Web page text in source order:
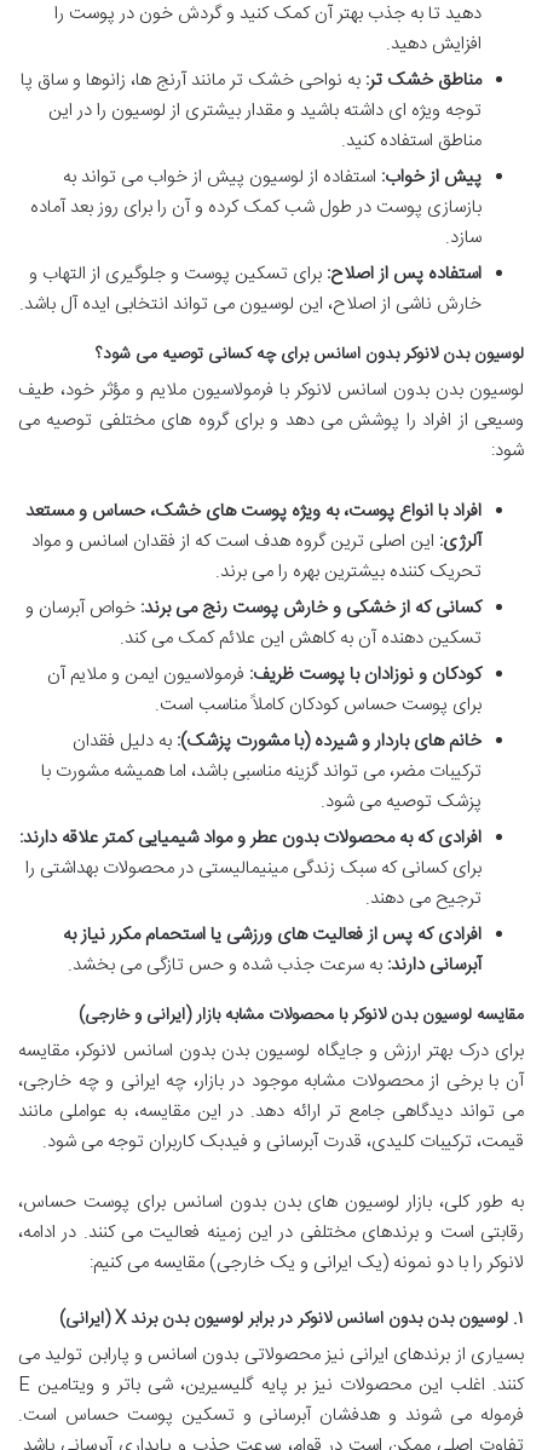
دهید تا به جذب بهتر آن کمک کنید و گردش خون در پوست را
افزایش دهید.
مناطق خشک تر: به نواحی خشک تر مانند آرنج ها، زانوها و ساق پا
توجه ویژه ای داشته باشید و مقدار بیشتری از لوسیون را در این
مناطق استفاده کنید.
پیش از خواب: استفاده از لوسیون پیش از خواب می تواند به
بازسازی پوست در طول شب کمک کرده و آن را برای روز بعد آماده
سازد.
استفاده پس از اصلاح: برای تسکین پوست و جلوگیری از التهاب و
خارش ناشی از اصلاح، این لوسیون می تواند انتخابی ایده آل باشد.
لوسیون بدن لانوکر بدون اسانس برای چه کسانی توصیه می شود؟
لوسیون بدن بدون اسانس لانوکر با فرمولاسیون ملایم و مؤثر خود، طیف
وسیعی از افراد را پوشش می دهد و برای گروه های مختلفی توصیه می
شود:
افراد با انواع پوست، به ویژه پوست های خشک، حساس و مستعد
آلرژی: این اصلی ترین گروه هدف است که از فقدان اسانس و مواد
تحریک کننده بیشترین بهره را می برند.
کسانی که از خشکی و خارش پوست رنج می برند: خواص آبرسان و
تسکین دهنده آن به کاهش این علائم کمک می کند.
کودکان و نوزادان با پوست ظریف: فرمولاسیون ایمن و ملایم آن
برای پوست حساس کودکان کاملاً مناسب است.
خانم های باردار و شیرده (با مشورت پزشک): به دلیل فقدان
ترکیبات مضر، می تواند گزینه مناسبی باشد، اما همیشه مشورت با
پزشک توصیه می شود.
افرادی که به محصولات بدون عطر و مواد شیمیایی کمتر علاقه دارند:
برای کسانی که سبک زندگی مینیمالیستی در محصولات بهداشتی را
ترجیح می دهند.
افرادی که پس از فعالیت های ورزشی یا استحمام مکرر نیاز به
آبرسانی دارند: به سرعت جذب شده و حس تازگی می بخشد.
مقایسه لوسیون بدن لانوکر با محصولات مشابه بازار (ایرانی و خارجی)
برای درک بهتر ارزش و جایگاه لوسیون بدن بدون اسانس لانوکر، مقایسه
آن با برخی از محصولات مشابه موجود در بازار، چه ایرانی و چه خارجی،
می تواند دیدگاهی جامع تر ارائه دهد. در این مقایسه، به عواملی مانند
قیمت، ترکیبات کلیدی، قدرت آبرسانی و فیدبک کاربران توجه می شود.
به طور کلی، بازار لوسیون های بدن بدون اسانس برای پوست حساس،
رقابتی است و برندهای مختلفی در این زمینه فعالیت می کنند. در ادامه،
لانوکر را با دو نمونه (یک ایرانی و یک خارجی) مقایسه می کنیم:
۱. لوسیون بدن بدون اسانس لانوکر در برابر لوسیون بدن برند X (ایرانی)
بسیاری از برندهای ایرانی نیز محصولاتی بدون اسانس و پارابن تولید می
کنند. اغلب این محصولات نیز بر پایه گلیسیرین، شی باتر و ویتامین E
فرموله می شوند و هدفشان آبرسانی و تسکین پوست حساس است.